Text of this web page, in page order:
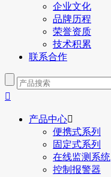
企业文化
品牌历程
荣誉资质
技术积累
联系合作

产品中心
便携式系列
固定式系列
在线监测系统
控制报警器